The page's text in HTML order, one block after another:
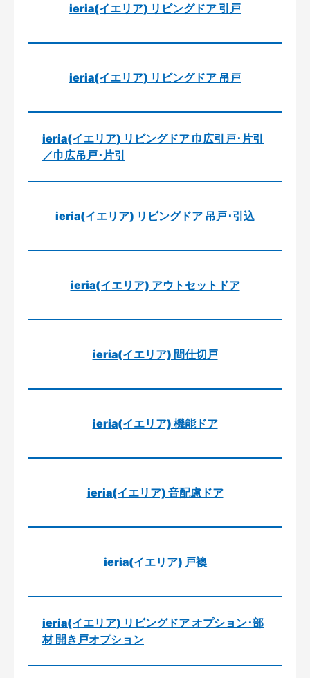
ieria(イエリア) リビングドア 引戸
ieria(イエリア) リビングドア 吊戸
ieria(イエリア) リビングドア 巾広引戸･片引
／巾広吊戸･片引
ieria(イエリア) リビングドア 吊戸･引込
ieria(イエリア) アウトセットドア
ieria(イエリア) 間仕切戸
ieria(イエリア) 機能ドア
ieria(イエリア) 音配慮ドア
ieria(イエリア) 戸襖
ieria(イエリア) リビングドア オプション･部
材 開き戸オプション